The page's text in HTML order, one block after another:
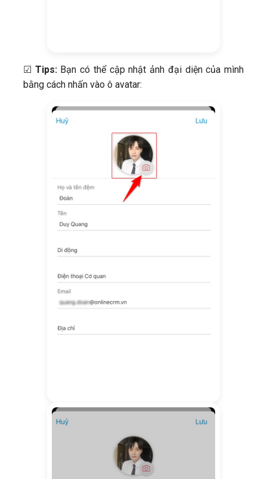
☑ Tips:Bạn có thể cập nhật ảnh đại diện của mình
bằng cách nhấn vào ô avatar: